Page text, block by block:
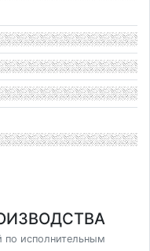
по исполнительным